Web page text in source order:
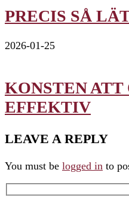
PRECIS SÅ
2026-01-25
KONSTEN
EFFEKTIV
LEAVE A REPLY
You must be logged in to